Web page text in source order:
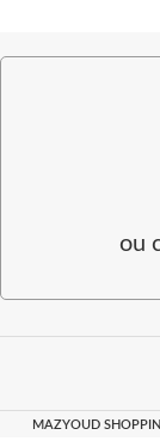
ou
MAZYOUD